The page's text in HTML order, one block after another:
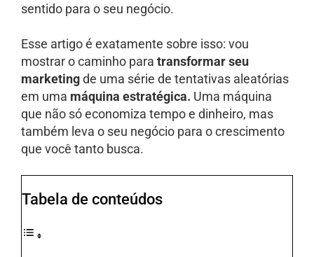
sentido para o seu negócio.
Esse artigo é exatamente sobre isso: vou
mostrar o caminho para transformar seu
marketingde uma série de tentativas aleatórias
em uma máquina estratégica. Uma máquina
que não só economiza tempo e dinheiro, mas
também leva o seu negócio para o crescimento
que você tanto busca.
Tabela de conteúdos